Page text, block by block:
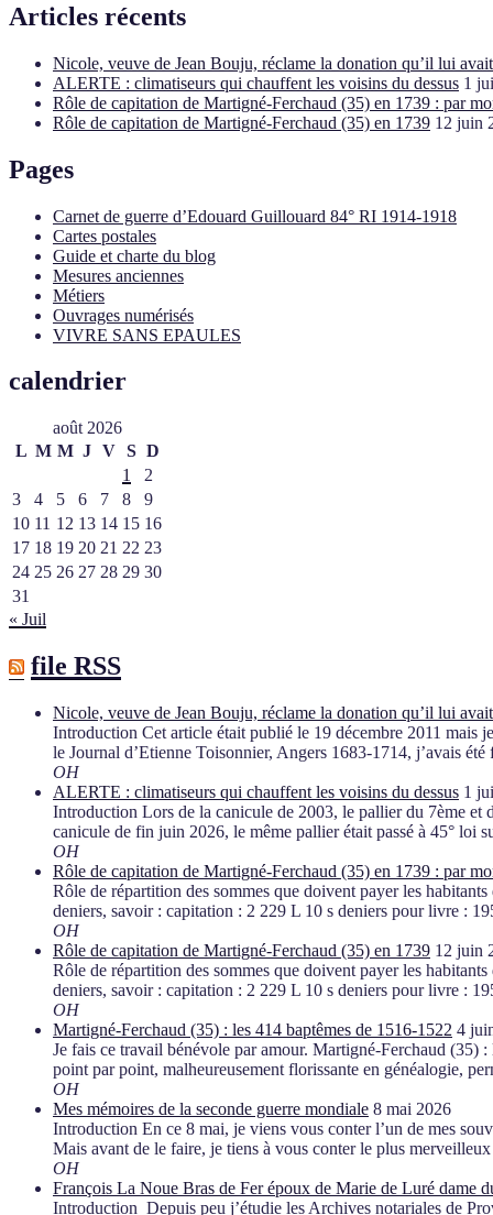
Articles récents
Nicole, veuve de Jean Bouju, réclame la donation qu’il lui
ALERTE : climatiseurs qui chauffent les voisins du dessus 1
Rôle de capitation de Martigné-Ferchaud (35) en 1739 : par
Rôle de capitation de Martigné-Ferchaud (35) en 1739 12 juin
Pages
Carnet de guerre d’Edouard Guillouard 84° RI 1914-1918
Cartes postales
Guide et charte du blog
Mesures anciennes
Métiers
Ouvrages numérisés
VIVRE SANS EPAULES
calendrier
août 2026
L M M J V S D
1
2
3
4 5 6 7 8
9
10 11 12 13 14 15 16
17 18 19 20 21 22 23
24 25 26 27 28 29 30
31
« Juil
file RSS
Nicole, veuve de Jean Bouju, réclame la donation qu’il lui
Introduction Cet article était publié le 19 décembre 2011 mais
le Journal d’Etienne Toisonnier, Angers 1683-1714, j’avais
OH
ALERTE : climatiseurs qui chauffent les voisins du dessus 1
Introduction Lors de la canicule de 2003, le pallier du 7ème et
canicule de fin juin 2026, le même pallier était passé à 45° loi
OH
Rôle de capitation de Martigné-Ferchaud (35) en 1739 : par
Rôle de répartition des sommes que doivent payer les
deniers, savoir : capitation : 2 229 L 10 s deniers pour livre :
OH
Rôle de capitation de Martigné-Ferchaud (35) en 1739 12 juin
Rôle de répartition des sommes que doivent payer les
deniers, savoir : capitation : 2 229 L 10 s deniers pour livre :
OH
Martigné-Ferchaud (35) : les 414 baptêmes de 1516-1522 4
Je fais ce travail bénévole par amour. Martigné-Ferchaud
point par point, malheureusement florissante en généalogie,
OH
Mes mémoires de la seconde guerre mondiale 8 mai 2026
Introduction En ce 8 mai, je viens vous conter l’un de mes
Mais avant de le faire, je tiens à vous conter le plus
OH
François La Noue Bras de Fer époux de Marie de Luré dame
Introduction Depuis peu j’étudie les Archives notariales de